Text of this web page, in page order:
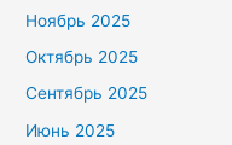
Ноябрь 2025
Октябрь 2025
Сентябрь 2025
Июнь 2025